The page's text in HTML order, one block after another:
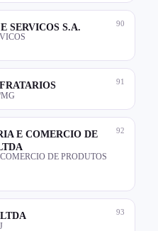
90
SERVICOS S.A.
91
MG
92
E COMERCIO DE
DE PRODUTOS
93